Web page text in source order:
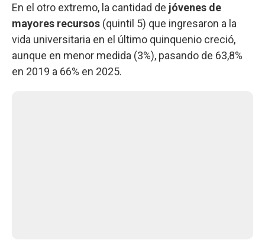
En el otro extremo, la cantidad de jóvenes de
mayores recursos (quintil 5) que ingresaron a la
vida universitaria en el último quinquenio creció,
aunque en menor medida (3%), pasando de 63,8%
en 2019 a 66% en 2025.